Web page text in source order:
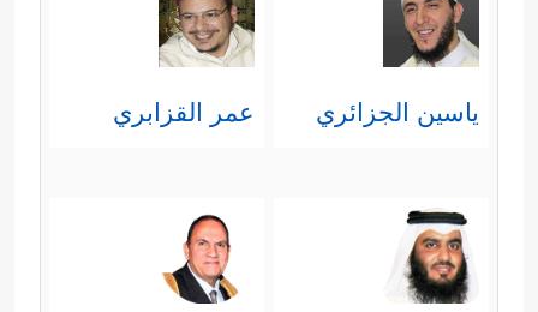
نضرة النعيم، وهذه هي وجوه أهل
﴿لِّسَعۡیِهَا رَاضِیَةࣱ﴾
وهذا من تمام
في حياتها.
﴿لَّا تَسۡمَعُ فِیهَا لَـٰغِیَةࣰ﴾
أي: لا تسمع في
ياسين الجزائري عمر القزابري